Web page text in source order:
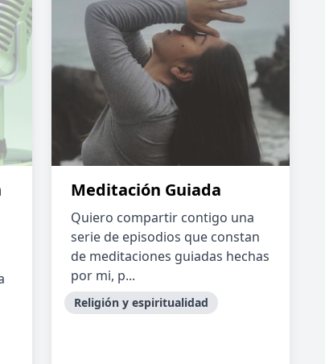
Meditación Guiada
Quiero compartir contigo una
serie de episodios que constan
de meditaciones guiadas hechas
por mi, p...
Religión y espiritualidad